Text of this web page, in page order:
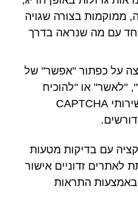
ממוקמות בצורה שגויה
אחד עם מה שנראה בדרך
על כפתור "אפשר" של
"לאשר" או "להוכיח
שאתה אנושי", מה ששירותי CAPTCHA
עם בדיקות מטעות
לאתרים זדוניים אישור
התראות